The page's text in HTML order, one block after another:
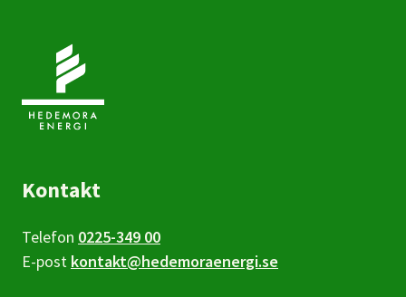
Kontakt
Telefon 0225-349 00
E-post kontakt@hedemoraenergi.se